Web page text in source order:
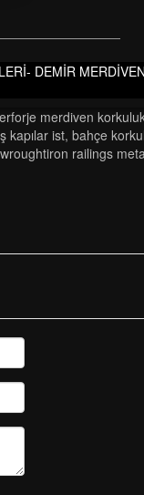
DEMİR
merdiven
kapilar ist, bahçe
rai̇li̇ngs